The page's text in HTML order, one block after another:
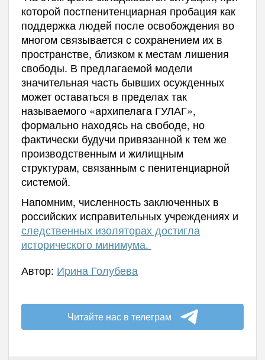
которой постпенитенциарная пробация как
поддержка людей после освобождения во
многом связывается с сохранением их в
пространстве, близком к местам лишения
свободы. В предлагаемой модели
значительная часть бывших осужденных
может оставаться в пределах так
называемого «архипелага ГУЛАГ»,
формально находясь на свободе, но
фактически будучи привязанной к тем же
производственным и жилищным
структурам, связанным с пенитенциарной
системой.
Напомним, численность заключенных в
российских исправительных учреждениях и
следственных изоляторах достигла
исторического минимума.
Автор: Ирина Голубева
Читайте нас в телеграм